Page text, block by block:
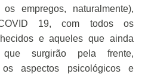
empregos, naturalmente),
19, com todos os
e aqueles que ainda
surgirão pela frente,
os aspectos psicológicos e